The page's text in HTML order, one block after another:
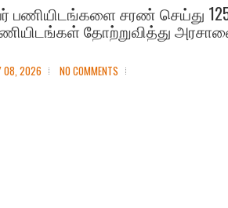
பணியிடங்களை சரண் செய்து
பணியிடங்கள் தோற்றுவித்து
08, 2026 NO COMMENTS